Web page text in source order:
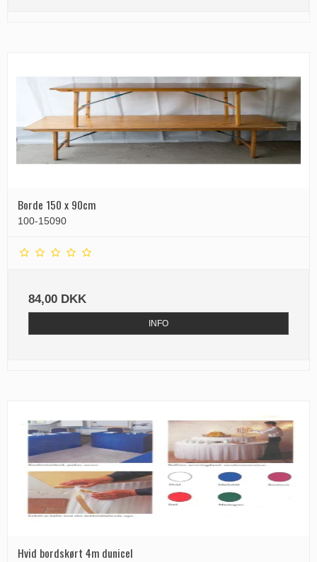
Borde 150 x 90cm
100-15090
84,00 DKK
INFO
Hvid bordskørt 4m dunicel